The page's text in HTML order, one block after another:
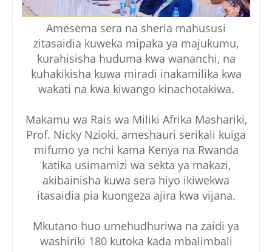
Amesema sera na sheria mahususi
zitasaidia kuweka mipaka ya majukumu,
kurahisisha huduma kwa wananchi, na
kuhakikisha kuwa miradi inakamilika kwa
wakati na kwa kiwango kinachotakiwa.
Makamu wa Rais wa Miliki Afrika Mashariki,
Prof. Nicky Nzioki, ameshauri serikali kuiga
mifumo ya nchi kama Kenya na Rwanda
katika usimamizi wa sekta ya makazi,
akibainisha kuwa sera hiyo ikiwekwa
itasaidia pia kuongeza ajira kwa vijana.
Mkutano huo umehudhuriwa na zaidi ya
washiriki 180 kutoka kada mbalimbali